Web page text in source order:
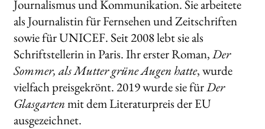
Journalismus und Kommunikation. Sie arbeitete
als Journalistin für Fernsehen und Zeitschriften
sowie für UNICEF. Seit 2008 lebt sie als
Schriftstellerin in Paris. Ihr erster Roman,Der
Sommer, als Mutter grüne Augen hatte, wurde
vielfach preisgekrönt. 2019 wurde sie fürDer
Glasgartenmit dem Literaturpreis der EU
ausgezeichnet.